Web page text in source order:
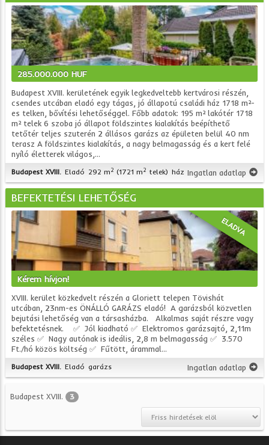
285.000.000 HUF
Budapest XVIII. kerületének egyik legkedveltebb kertvárosi részén,
csendes utcában eladó egy tágas, jó állapotú családi ház 1718 m²-
es telken, bővítési lehetőséggel. Főbb adatok: 195 m² lakótér 1718
m² telek 6 szoba jó állapot földszintes kialakítás beépíthető
tetőtér teljes szuterén 2 állásos garázs az épületen belül 40 nm
terasz A földszintes kialakítás, a nagy belmagasság és a kert felé
nyíló életterek világos,...
Budapest XVIII. Eladó 292 m2 (1721 m2 telek) ház Ingatlan adatlap
BEFEKTETÉSI LEHETŐSÉG
ELADVA
Kérem hívjon!
XVIII. kerület közkedvelt részén a Gloriett telepen Tövishát
utcában, 23nm-es ÖNÁLLÓ GARÁZS eladó! A garázsból közvetlen
bejutási lehetőség van a társasházba. Alkalmas saját részre vagy
befektetésnek. ✅ Jól kiadható ✅ Elektromos garázsajtó, 2,11m
széles ✅ Nagy autónak is ideális, 2,8 m belmagasság ✅ 3.570
Ft./hó közös költség ✅ Fűtött, árammal...
Budapest XVIII. Eladó garázs Ingatlan adatlap
Budapest XVIII. 3